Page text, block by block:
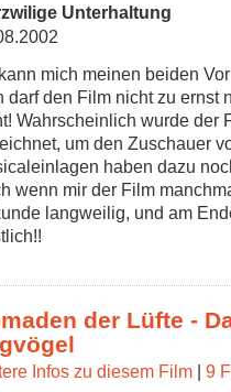
Unterhaltung
mich meinen beiden
darf den Film nicht zu ernst
Wahrscheinlich wurde der
um den Zuschauer
haben dazu
wenn mir der Film
langweilig, und am
der Lüfte -
Infos zu diesem Film | 9